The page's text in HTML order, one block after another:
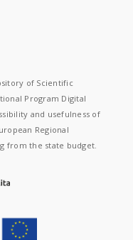
of Scientific
Program Digital
and usefulness of
Regional
from the state budget.